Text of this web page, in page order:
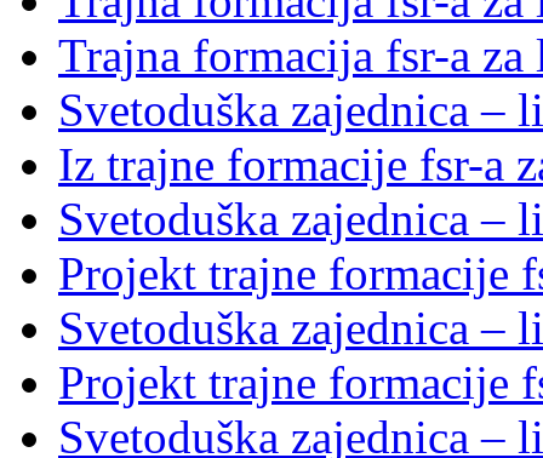
Trajna formacija fsr-a za
Svetoduška zajednica –
Iz trajne formacije fsr-a
Svetoduška zajednica –
Projekt trajne formacije
Svetoduška zajednica –
Projekt trajne formacije
Svetoduška zajednica –